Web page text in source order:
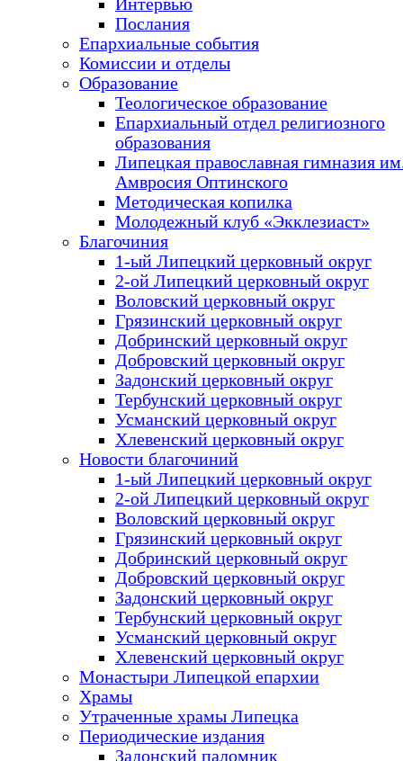
Интервью
Послания
Епархиальные события
Комиссии и отделы
Образование
Теологическое образование
Епархиальный отдел религиозного
образования
Липецкая православная гимназия
Амвросия Оптинского
Методическая копилка
Молодежный клуб «Экклезиаст»
Благочиния
1-ый Липецкий церковный округ
2-ой Липецкий церковный округ
Воловский церковный округ
Грязинский церковный округ
Добринский церковный округ
Добровский церковный округ
Задонский церковный округ
Тербунский церковный округ
Усманский церковный округ
Хлевенский церковный округ
Новости благочиний
1-ый Липецкий церковный округ
2-ой Липецкий церковный округ
Воловский церковный округ
Грязинский церковный округ
Добринский церковный округ
Добровский церковный округ
Задонский церковный округ
Тербунский церковный округ
Усманский церковный округ
Хлевенский церковный округ
Монастыри Липецкой епархии
Храмы
Утраченные храмы Липецка
Периодические издания
Задонский паломник